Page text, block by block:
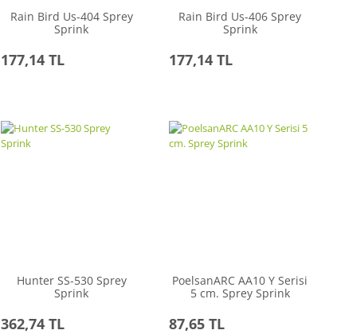
Rain Bird Us-404 Sprey
Sprink
177,14 TL
Rain Bird Us-406 Sprey
Sprink
177,14 TL
Hunter SS-530 Sprey
Sprink
362,74 TL
PoelsanARC AA10 Y Serisi
5 cm. Sprey Sprink
87,65 TL